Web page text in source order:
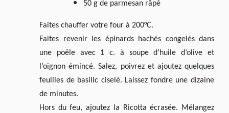
50 g de parmesan râpé
Faites chauffer votre four à 200°C.
Faites revenir les épinards hachés congelés dans
une poêle avec 1 c. à soupe d’huile d’olive et
l’oignon émincé. Salez, poivrez et ajoutez quelques
feuilles de basilic ciselé. Laissez fondre une dizaine
de minutes.
Hors du feu, ajoutez la Ricotta écrasée. Mélangez